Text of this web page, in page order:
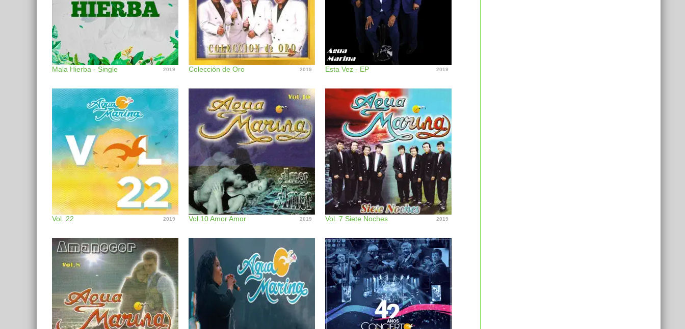
Mala Hierba - Single 2019 Colección de Oro 2019 Esta Vez - EP 2019
Vol. 22 2019 Vol.10 Amor Amor 2019 Vol. 7 Siete Noches 2019